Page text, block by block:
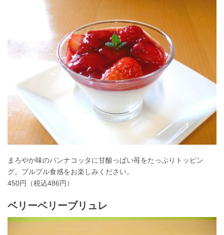
まろやか味のパンナコッタに甘酸っぱい苺をたっぷりトッピン
グ。プルプル食感をお楽しみください。
450円（税込486円）
ベリーベリーブリュレ